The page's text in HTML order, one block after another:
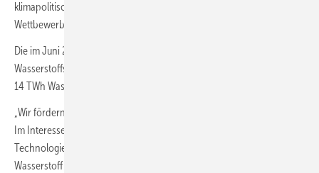
klimapolitischen Auswirkungen beachten und faire
Wettbewerbsbedingungen für unsere Wirtschaft sicherstellen.“
Die im Juni 2020 von der Bundesregierung vorgelegte Nationale
Wasserstoffstrategie sieht eine Elektrolysekapazität von 5 GW (für
14 TWh Wasserstoff) bis 2030 vor.
„Wir fördern in Deutschland die Produktion von grünem Wasserstoff.
Im Interesse eines zügigen Markthochlaufs fördern wir zukunftsfähige
Technologien auch dann, wenn die Verfügbarkeit von grünem
Wasserstoff noch nicht ausreichend sichergestellt ist. Wir wollen den